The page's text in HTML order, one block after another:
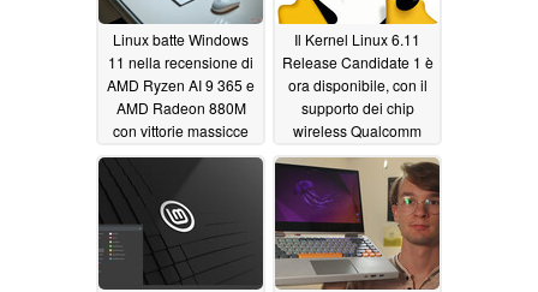
Linux batte Windows
11 nella recensione di
AMD Ryzen AI 9 365 e
AMD Radeon 880M
con vittorie massicce
nei benchmark di gioco
Il Kernel Linux 6.11
Release Candidate 1 è
ora disponibile, con il
supporto dei chip
wireless Qualcomm
SDX e delle GPU Intel
Battlemage
07/30/2024